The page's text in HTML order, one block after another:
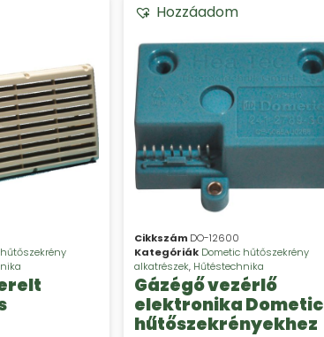
Hozzáadom
Cikkszám DO-12600
Kategóriák Dometic hűtőszekrény
alkatrészek, Hűtéstechnika
Gázégő vezérlő
elektronika Dometic
hűtőszekrényekhez